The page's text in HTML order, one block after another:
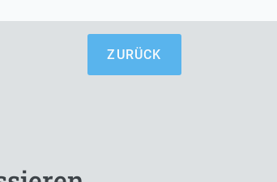
ZURÜCK